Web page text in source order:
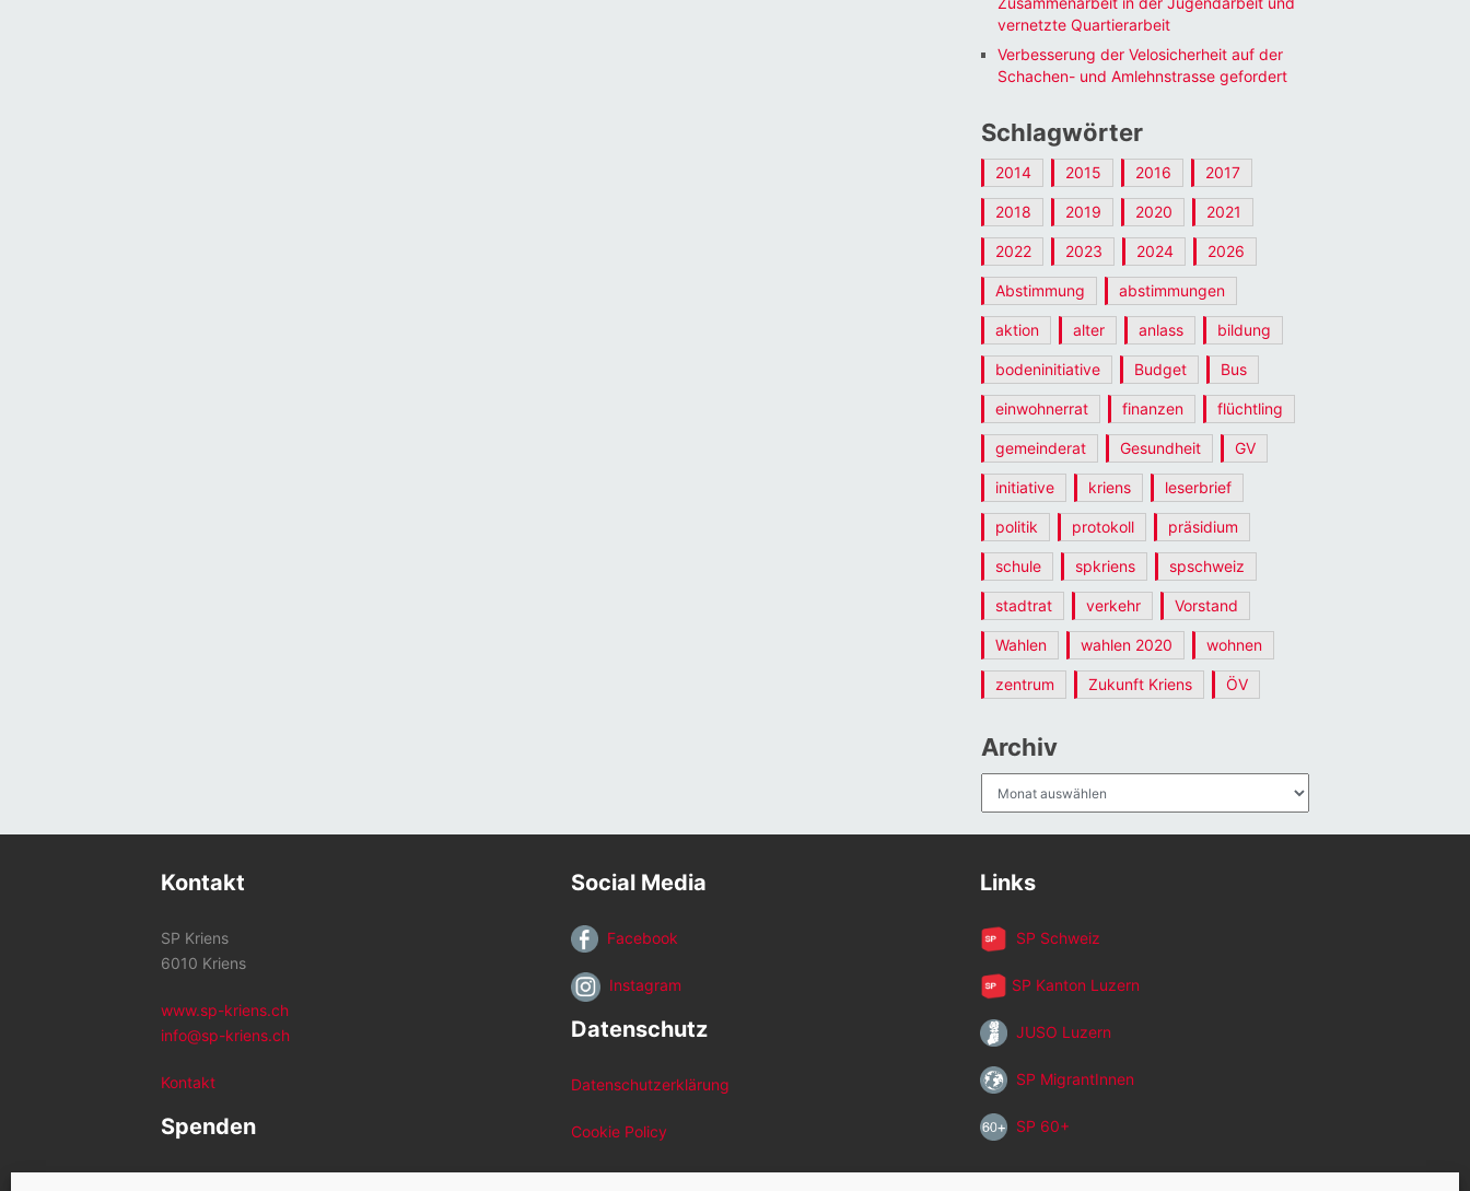
vernetzte Quartierarbeit
Verbesserung der Velosicherheit auf der
Schachen- und Amlehnstrasse gefordert
Schlagwörter
2014 2015 2016 2017
2018 2019 2020 2021
2022 2023 2024 2026
Abstimmung abstimmungen
aktion alter anlass bildung
bodeninitiative Budget Bus
einwohnerrat finanzen flüchtling
gemeinderat Gesundheit GV
initiative kriens leserbrief
politik protokoll präsidium
schule spkriens spschweiz
stadtrat verkehr Vorstand
Wahlen wahlen 2020 wohnen
zentrum Zukunft Kriens ÖV
Archiv
Kontakt
SP Kriens
6010 Kriens
www.sp-kriens.ch
info@sp-kriens.ch
Kontakt
Spenden
Social Media
Facebook
Instagram
Datenschutz
Datenschutzerklärung
Cookie Policy
Links
SP Schweiz
SP Kanton Luzern
JUSO Luzern
SP MigrantInnen
SP 60+